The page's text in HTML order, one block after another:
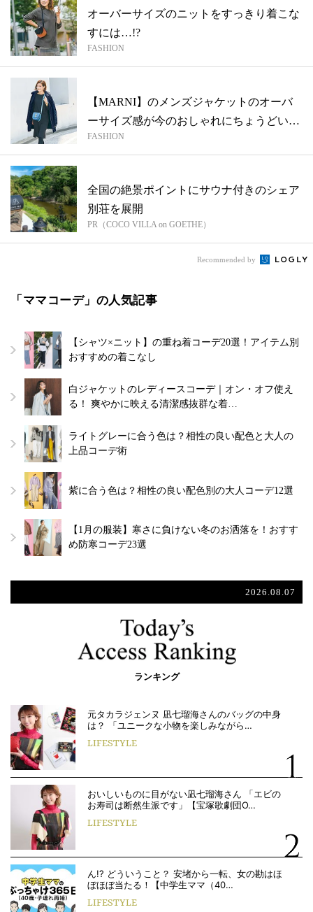
オーバーサイズのニットをすっきり着こな
すには…!?
FASHION
【MARNI】のメンズジャケットのオーバ
ーサイズ感が今のおしゃれにちょうどい
い！
FASHION
全国の絶景ポイントにサウナ付きのシェア
別荘を展開
PR（COCO VILLA on GOETHE）
Recommended by
「ママコーデ」の人気記事
【シャツ×ニット】の重ね着コーデ20選！アイテム別
おすすめの着こなし
白ジャケットのレディースコーデ｜オン・オフ使え
る！ 爽やかに映える清潔感抜群な着…
ライトグレーに合う色は？相性の良い配色と大人の
上品コーデ術
紫に合う色は？相性の良い配色別の大人コーデ12選
【1月の服装】寒さに負けない冬のお洒落を！おすす
め防寒コーデ23選
2026.08.07
ランキング
元タカラジェンヌ 凪七瑠海さんのバッグの中身
は？ 「ユニークな小物を楽しみながら…
LIFESTYLE
おいしいものに目がない凪七瑠海さん 「エビの
お寿司は断然生派です」【宝塚歌劇団O…
LIFESTYLE
ん!? どういうこと？ 安堵から一転、女の勘はほ
ぼほぼ当たる！【中学生ママ（40…
LIFESTYLE